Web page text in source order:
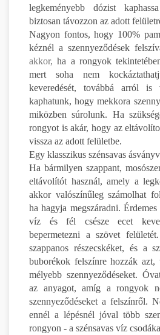
legkeményebb dózist
biztosan távozzon az adott
Nagyon fontos, hogy 100%
kéznél a szennyeződések
akkor, ha a rongyok
mert soha nem
keveredését, továbbá arról is
kaphatunk, hogy mekkora
miközben súrolunk. Ha
rongyot is akár, hogy az
vissza az adott felületbe.
Egy klasszikus szénsavas
Ha bármilyen szappant,
eltávolítót használ, amely a
akkor valószínűleg számolhat
ha hagyja megszáradni. Érdemes
víz és fél csésze ecet
bepermetezni a szövet
szappanos részecskéket, és a
buborékok felszínre hozzák azt,
mélyebb szennyeződéseket.
az anyagot, amíg a rongyok
szennyeződéseket a felszínről.
ennél a lépésnél jóval több
rongyon - a szénsavas víz